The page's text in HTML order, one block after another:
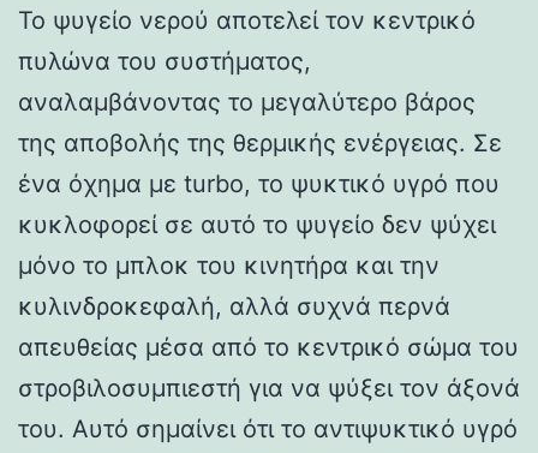
Το ψυγείο νερού αποτελεί τον κεντρικό
πυλώνα του συστήματος,
αναλαμβάνοντας το μεγαλύτερο βάρος
της αποβολής της θερμικής ενέργειας. Σε
ένα όχημα με turbo, το ψυκτικό υγρό που
κυκλοφορεί σε αυτό το ψυγείο δεν ψύχει
μόνο το μπλοκ του κινητήρα και την
κυλινδροκεφαλή, αλλά συχνά περνά
απευθείας μέσα από το κεντρικό σώμα του
στροβιλοσυμπιεστή για να ψύξει τον άξονά
του. Αυτό σημαίνει ότι το αντιψυκτικό υγρό